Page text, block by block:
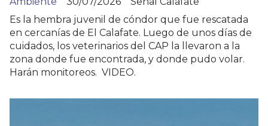
Es la hembra juvenil de cóndor que fue rescatada
en cercanías de El Calafate. Luego de unos días de
cuidados, los veterinarios del CAP la llevaron a la
zona donde fue encontrada, y donde pudo volar.
Harán monitoreos. VIDEO.